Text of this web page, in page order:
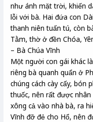
như ánh mặt trời, khiến
lỗi với bà. Hai đứa con
thanh niên tuấn tú, còn
Tằm, thờ ở đền Chóa,
– Bà Chúa Vĩnh
Một người con gái khác
riêng bà quanh quẩn ở
chúng cách cày cấy, bón
thuốc, nên rất được
xông cả vào nhà bà, ra
Vĩnh đỡ đẻ cho Hổ, nên